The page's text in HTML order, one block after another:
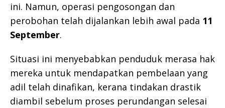
ini. Namun, operasi pengosongan dan
perobohan telah dijalankan lebih awal pada 11
September.
Situasi ini menyebabkan penduduk merasa hak
mereka untuk mendapatkan pembelaan yang
adil telah dinafikan, kerana tindakan drastik
diambil sebelum proses perundangan selesai